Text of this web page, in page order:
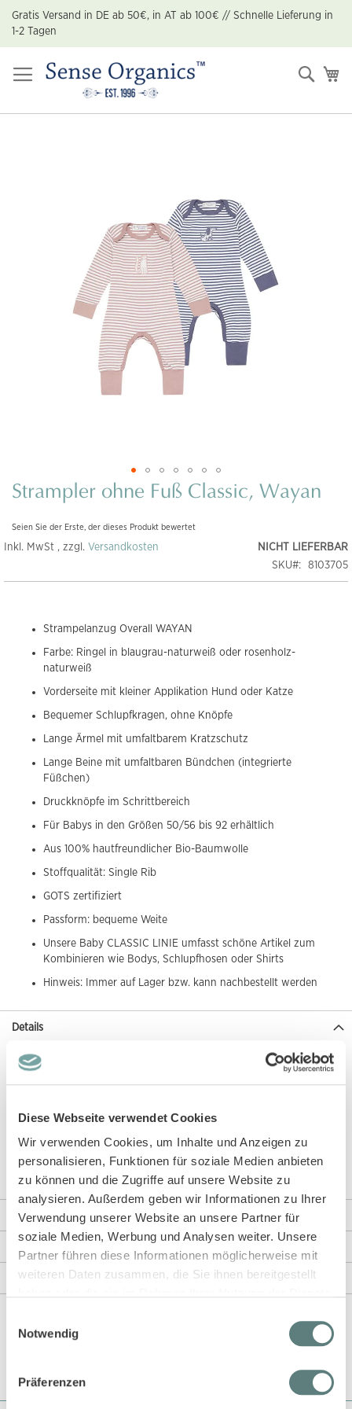
Diese Webseite verwendet Cookies
Wir verwenden Cookies, um Inhalte und Anzeigen zu
personalisieren, Funktionen für soziale Medien anbieten
zu können und die Zugriffe auf unsere Website zu
analysieren. Außerdem geben wir Informationen zu Ihrer
Verwendung unserer Website an unsere Partner für
soziale Medien, Werbung und Analysen weiter. Unsere
Partner führen diese Informationen möglicherweise mit
weiteren Daten zusammen, die Sie ihnen bereitgestellt
Notwendig
Präferenzen
Zum
Inhalt
springen
Gratis Versand in DE ab 50€, in AT ab 100€ // Schnelle Lieferung in
1-2 Tagen
Suche
Zum
springen
Strampler ohne Fuß Classic, Wayan
Seien Sie der Erste, der dieses Produkt bewertet
NICHT LIEFERBAR
SKU
8103705
Inkl. MwSt , zzgl. Versandkosten
Strampelanzug Overall WAYAN
Farbe: Ringel in blaugrau-naturweiß oder rosenholz-
naturweiß
Vorderseite mit kleiner Applikation Hund oder Katze
Bequemer Schlupfkragen, ohne Knöpfe
Lange Ärmel mit umfaltbarem Kratzschutz
Lange Beine mit umfaltbaren Bündchen (integrierte
Füßchen)
Druckknöpfe im Schrittbereich
Für Babys in den Größen 50/56 bis 92 erhältlich
Aus 100% hautfreundlicher Bio-Baumwolle
Stoffqualität: Single Rib
GOTS zertifiziert
Passform: bequeme Weite
Unsere Baby CLASSIC LINIE umfasst schöne Artikel zum
Kombinieren wie Bodys, Schlupfhosen oder Shirts
Hinweis: Immer auf Lager bzw. kann nachbestellt werden
Details
Dieser schöne Baby Strampelanzug hat lange Armen und Beine und
ist flexibel einsetzbar als Schlafanzug oder Tagesoutfit. Der
geringelte Stoff ist besonders weich, der Schnitt bequem, so dass
Bündchen: diese können ausgefaltet werden und dienen so den
Fingern als Kratzschutz und den Füßchen als Socken. Der Overall
ist so dehnbar, dass die Schrittverknöpfung als Öffnung ausreichend
ist.
Weitere Informationen
Angaben zur Produktsicherheit